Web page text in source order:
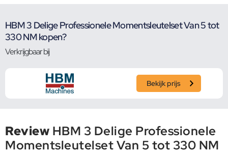
HBM 3 Delige Professionele Momentsleutelset Van 5 tot
330 NM kopen?
Verkrijgbaar bij
Bekijk prijs
Review HBM 3 Delige Professionele
Momentsleutelset Van 5 tot 330 NM